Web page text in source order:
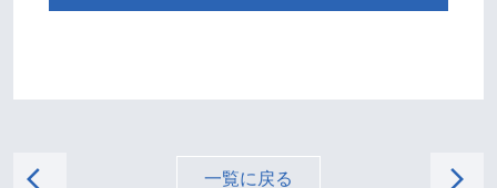
arrow_back_ios 一覧に戻る arrow_forward_ios